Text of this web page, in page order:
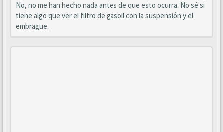
No, no me han hecho nada antes de que esto ocurra. No sé si
tiene algo que ver el filtro de gasoil con la suspensión y el
embrague.